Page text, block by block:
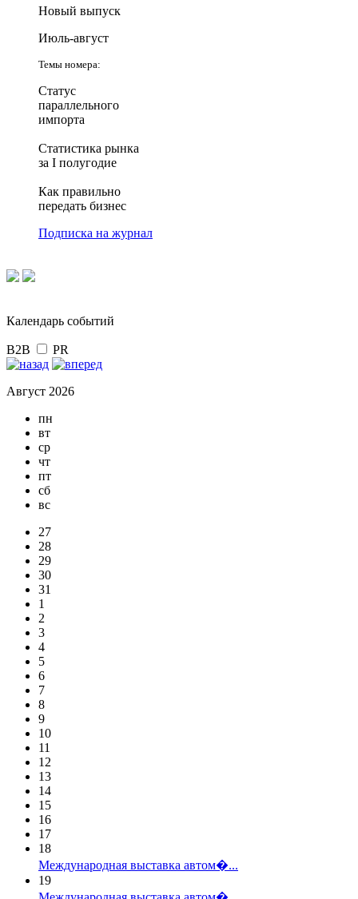
Новый выпуск
Июль-август
Темы номера:
Статус
параллельного
импорта
Статистика рынка
за I полугодие
Как правильно
передать бизнес
Подписка на журнал
Календарь событий
B2B PR
Август 2026
пн
вт
ср
чт
пт
сб
вс
27
28
29
30
31
1
2
3
4
5
6
7
8
9
10
11
12
13
14
15
16
17
18
Международная выставка автом�...
19